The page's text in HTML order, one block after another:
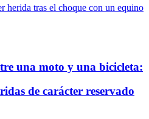
una moto y una bicicleta:
de carácter reservado